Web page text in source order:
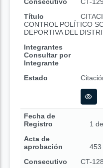
Título
CONTROL POLÍTICO
DEPORTIVA DEL
Integrantes
Consultar por
Integrante
Estado
Fecha de
Registro
1
Acta de
aprobación
453
Consecutivo
CT-128